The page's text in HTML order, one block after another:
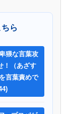
ら
猥な言葉攻
！（あざす
言葉責めで